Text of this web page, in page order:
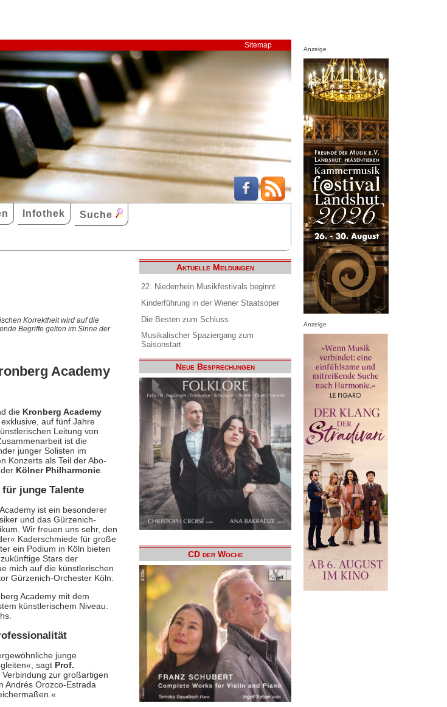
Sitemap
Infothek Suche
Korrektheit wird auf die
Begriffe gelten im Sinne der
Academy
die Kronberg Academy
auf fünf Jahre
Leitung von
ist die
junger Solisten im
Konzerts als Teil der Abo-
Kölner Philharmonie.
junge Talente
ist ein besonderer
und das Gürzenich-
Wir freuen uns sehr, den
Kaderschmiede für große
ein Podium in Köln bieten
Stars der
mich auf die künstlerischen
Gürzenich-Orchester Köln.
Academy mit dem
künstlerischem Niveau.
junge
sagt Prof.
zur großartigen
Andrés Orozco-Estrada
Aktuelle Meldungen
22. Niederrhein Musikfestivals beginnt
Kinderführung in der Wiener Staatsoper
Die Besten zum Schluss
Musikalischer Spaziergang zum
Saisonstart
Neue Besprechungen
CD der Woche
Anzeige
Anzeige